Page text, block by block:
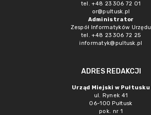
tel. +48 23 306 72 01
or@pultusk.pl
Administrator
Zespół Informatyków Urzędu
tel. +48 23 306 72 25
informatyk@pultusk.pl
ADRES REDAKCJI
Urząd Miejski w Pułtusku
ul. Rynek 41
06-100 Pułtusk
pok. nr 1